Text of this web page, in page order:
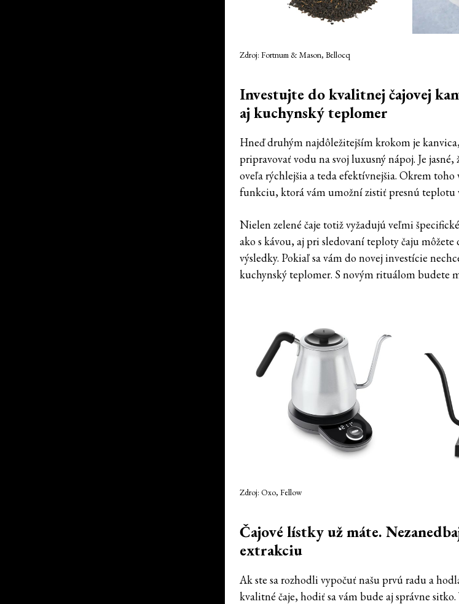
Zdroj: Fortnum & Mason, Bellocq
Investujte do kvalitnej čajovej
aj kuchynský teplomer
Hneď druhým najdôležitejším krokom je
pripravovať vodu na svoj luxusný nápoj. Je
oveľa rýchlejšia a teda efektívnejšia. Okrem
funkciu, ktorá vám umožní zistiť presnú teplotu
Nielen zelené čaje totiž vyžadujú veľmi
ako s kávou, aj pri sledovaní teploty čaju
výsledky. Pokiaľ sa vám do novej investície
kuchynský teplomer. S novým rituálom budete
Zdroj: Oxo, Fellow
Čajové lístky už máte.
extrakciu
Ak ste sa rozhodli vypočuť našu prvú radu a
kvalitné čaje, hodiť sa vám bude aj správne